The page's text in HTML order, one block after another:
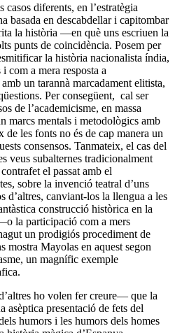
diferents, en l’estratègia
basada en descabdellar i capitombar
la història —en què uns escriuen la
punts de coincidència. Posem per
la història nacionalista índia,
com a mera resposta a
un tarannà marcadament elitista,
Per consegüent, cal ser
de l’academicisme, en massa
marcs mentals i metodològics amb
les fonts no és de cap manera un
consensos. Tanmateix, el cas del
veus subalternes tradicionalment
el passat amb el
sobre la invenció teatral d’uns
d’altres, canviant-los la llengua a les
construcció històrica en la
la participació com a mers
un prodigiós procediment de
mostra Mayolas en aquest segon
un magnífic exemple
ho volen fer creure— que la
asèptica presentació de fets del
humors i les humors dels homes